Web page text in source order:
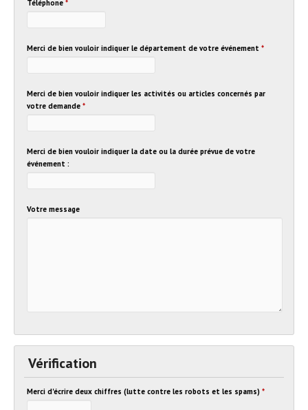
Téléphone *
Merci de bien vouloir indiquer le département de votre événement *
Merci de bien vouloir indiquer les activités ou articles concernés par
votre demande *
Merci de bien vouloir indiquer la date ou la durée prévue de votre
événement :
Votre message
Vérification
Merci d'écrire deux chiffres (lutte contre les robots et les spams) *